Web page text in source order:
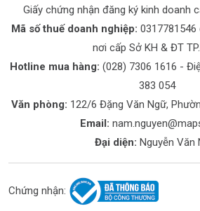
Giấy chứng nhận đăng ký kinh doanh
Mã số thuế doanh nghiệp:
nơi cấp Sở KH & ĐT
Hotline mua hàng: (028) 7306 1616 -
383 054
Văn phòng: 122/6 Đặng Văn Ngữ,
Email:
Đại diện: Nguyễn Văn
Chứng nhận: